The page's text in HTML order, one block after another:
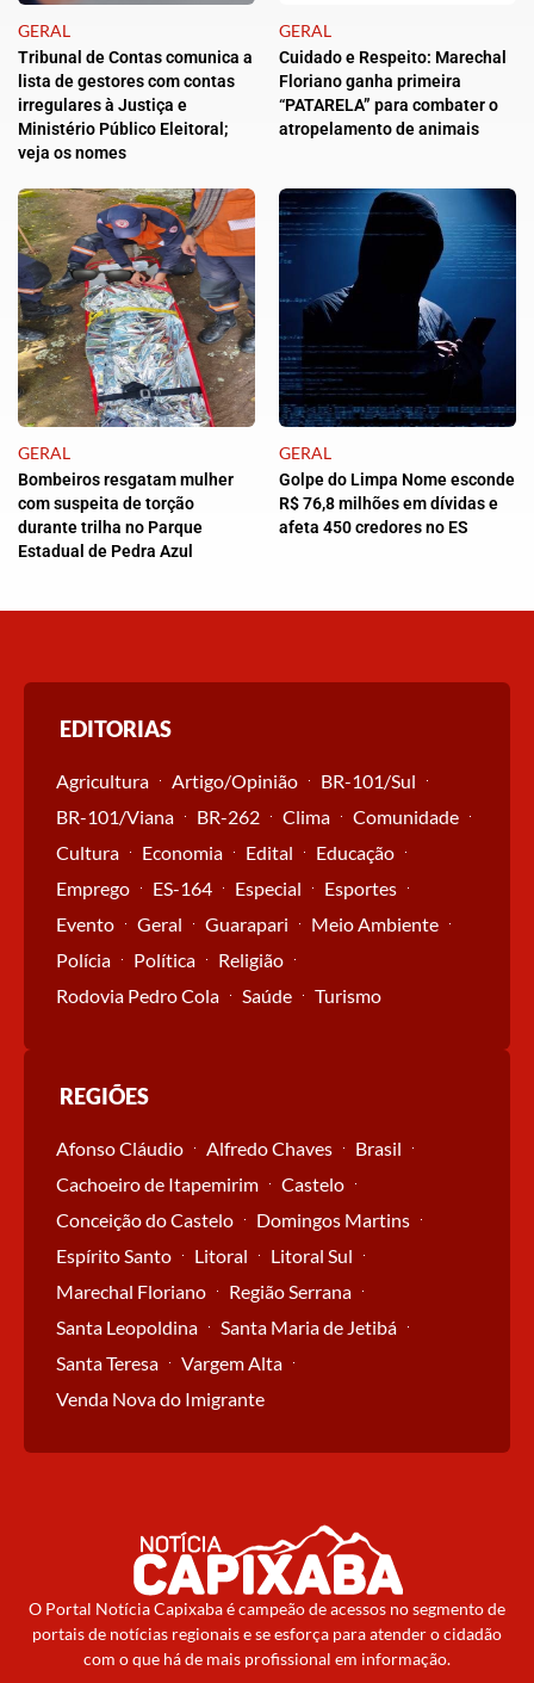
GERAL
Tribunal de Contas comunica a
lista de gestores com contas
irregulares à Justiça e
Ministério Público Eleitoral;
veja os nomes
GERAL
Cuidado e Respeito: Marechal
Floriano ganha primeira
“PATARELA” para combater o
atropelamento de animais
GERAL
Bombeiros resgatam mulher
com suspeita de torção
durante trilha no Parque
Estadual de Pedra Azul
GERAL
Golpe do Limpa Nome esconde
R$ 76,8 milhões em dívidas e
afeta 450 credores no ES
EDITORIAS
Agricultura Artigo/Opinião
BR-101/Sul
BR-101/Viana
BR-262 Clima
Comunidade
Cultura
Economia Edital
Educação
Emprego
ES-164 Especial
Esportes
Evento
Geral Guarapari
Meio Ambiente
Polícia
Política
Religião
Rodovia Pedro Cola
Saúde Turismo
REGIÕES
Afonso Cláudio Alfredo Chaves
Brasil
Cachoeiro de Itapemirim
Castelo
Conceição do Castelo
Domingos Martins
Espírito Santo
Litoral
Litoral Sul
Marechal Floriano
Região Serrana
Santa Leopoldina
Santa Maria de Jetibá
Santa Teresa
Vargem Alta
Venda Nova do Imigrante
O Portal Notícia Capixaba é campeão de acessos no segmento de
portais de notícias regionais e se esforça para atender o cidadão
com o que há de mais profissional em informação.